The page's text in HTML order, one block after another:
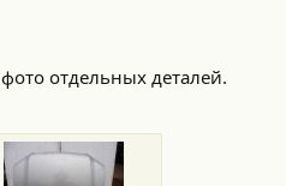
отдельных деталей.